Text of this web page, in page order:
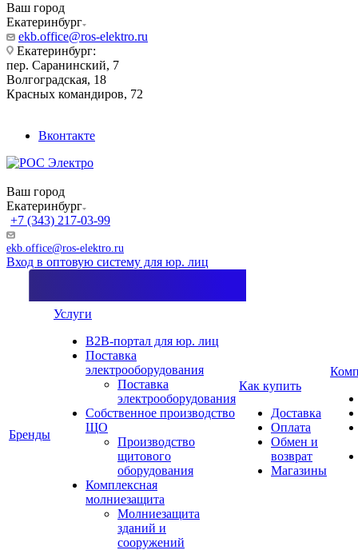
Ваш город
Екатеринбург
ekb.office@ros-elektro.ru
Екатеринбург:
пер. Саранинский, 7
Волгоградская, 18
Красных командиров, 72
Вконтакте
Ваш город
Екатеринбург
+7 (343) 217-03-99
ekb.office@ros-elektro.ru
Вход в оптовую систему для юр. лиц
Бренды
Услуги
B2B-портал для юр. лиц
Поставка
электрооборудования
Поставка
электрооборудования
Собственное производство
ЩО
Производство
щитового
оборудования
Комплексная
молниезащита
Молниезащита
зданий и
сооружений
Как купить
Доставка
Оплата
Обмен и
возврат
Магазины